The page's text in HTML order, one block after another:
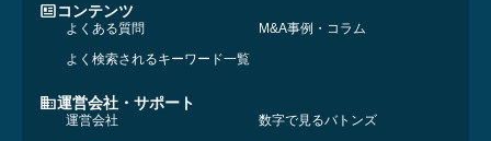
コンテンツ
よくある質問
M&A事例・コラム
よく検索されるキーワード一覧
運営会社・サポート
運営会社
数字で見るバトンズ